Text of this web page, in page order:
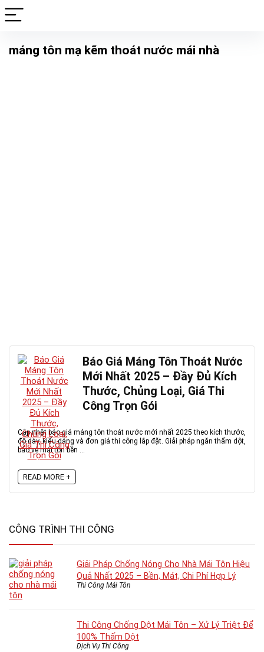
máng tôn mạ kẽm thoát nước mái nhà
Báo Giá Máng Tôn Thoát Nước
Mới Nhất 2025 – Đầy Đủ Kích
Thước, Chủng Loại, Giá Thi
Công Trọn Gói
Cập nhật báo giá máng tôn thoát nước mới nhất 2025 theo kích thước,
độ dày, kiểu dáng và đơn giá thi công lắp đặt. Giải pháp ngăn thấm dột,
bảo vệ mái tôn bền ...
READ MORE +
CÔNG TRÌNH THI CÔNG
Giải Pháp Chống Nóng Cho Nhà Mái Tôn Hiệu
Quả Nhất 2025 – Bền, Mát, Chi Phí Hợp Lý
Thi Công Mái Tôn
Thi Công Chống Dột Mái Tôn – Xử Lý Triệt Để
100% Thấm Dột
Dịch Vụ Thi Công